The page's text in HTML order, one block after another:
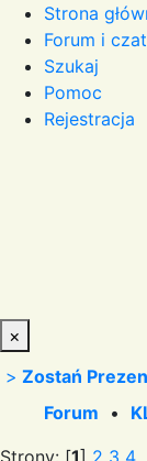
Strona
Forum i czat
Szukaj
Pomoc
Rejestracja
×
> Zostań
Forum •
Strony: [1] 2 3 4